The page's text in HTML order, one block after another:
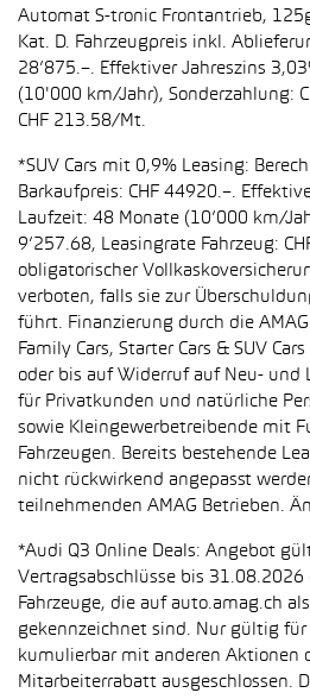
Automat S-tronic Frontantrieb,
Kat. D. Fahrzeugpreis inkl.
28’875.–. Effektiver Jahreszins
(10'000 km/Jahr), Sonderzahlung:
CHF 213.58/Mt.
*SUV Cars mit 0,9% Leasing:
Barkaufpreis: CHF 44920.–.
Laufzeit: 48 Monate (10’000 km/
9’257.68, Leasingrate Fahrzeug:
obligatorischer
verboten, falls sie zur
führt. Finanzierung durch die
Family Cars, Starter Cars & SUV
oder bis auf Widerruf auf Neu- und
für Privatkunden und natürliche
sowie Kleingewerbetreibende mit
Fahrzeugen. Bereits bestehende
nicht rückwirkend angepasst
teilnehmenden AMAG Betrieben.
*Audi Q3 Online Deals: Angebot
Vertragsabschlüsse bis
Fahrzeuge, die auf auto.amag.ch
gekennzeichnet sind. Nur gültig
kumulierbar mit anderen Aktionen
Mitarbeiterrabatt ausgeschlossen.